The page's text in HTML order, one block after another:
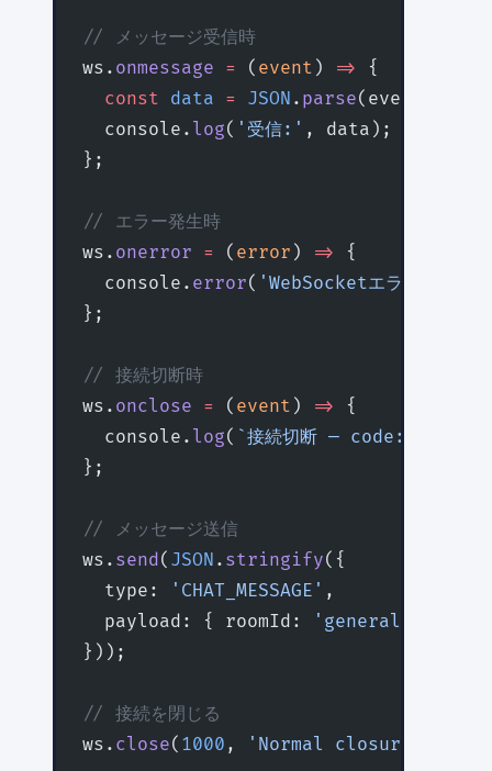
// メッセージ受信時
ws. onmessage = ( event ) => {
  const
data = JSON . parse
  console.
log( '受信:' , data);
};
// エラー発生時
ws. onerror = ( error ) => {
  console.
error( 'WebSocketエラー:'
};
// 接続切断時
ws. onclose = ( event ) => {
  console.
log( `接続切断 — code: ${
};
// メッセージ送信
ws. send( JSON . stringify({
  type:
'CHAT_MESSAGE' ,
  payload: { roomId:
'general'
}));
// 接続を閉じる
ws. close( 1000 , 'Normal closure'